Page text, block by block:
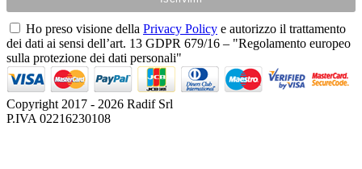
Ho preso visione della Privacy Policy e autorizzo il trattamento
dei dati ai sensi dell’art. 13 GDPR 679/16 – "Regolamento europeo
sulla protezione dei dati personali"
Copyright 2017 - 2026 Radif Srl
P.IVA 02216230108